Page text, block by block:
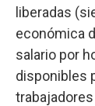
liberadas
económica
salario por
disponibles